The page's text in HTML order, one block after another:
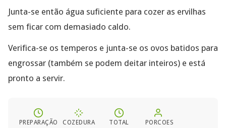
Junta-se então água suficiente para cozer as ervilhas
sem ficar com demasiado caldo.
Verifica-se os temperos e junta-se os ovos batidos para
engrossar (também se podem deitar inteiros) e está
pronto a servir.
PREPARAÇÃO COZEDURA TOTAL PORCOES